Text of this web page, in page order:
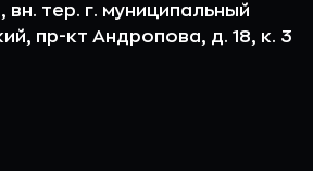
вн. тер. г. муниципальный
пр-кт Андропова, д. 18, к. 3